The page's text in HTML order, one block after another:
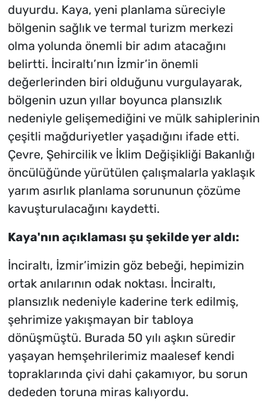
duyurdu. Kaya, yeni planlama süreciyle
bölgenin sağlık ve termal turizm merkezi
olma yolunda önemli bir adım atacağını
belirtti. İnciraltı’nın İzmir’in önemli
değerlerinden biri olduğunu vurgulayarak,
bölgenin uzun yıllar boyunca plansızlık
nedeniyle gelişemediğini ve mülk sahiplerinin
çeşitli mağduriyetler yaşadığını ifade etti.
Çevre, Şehircilik ve İklim Değişikliği Bakanlığı
öncülüğünde yürütülen çalışmalarla yaklaşık
yarım asırlık planlama sorununun çözüme
kavuşturulacağını kaydetti.
Kaya'nın açıklaması şu şekilde yer aldı:
İnciraltı, İzmir’imizin göz bebeği, hepimizin
ortak anılarının odak noktası. İnciraltı,
plansızlık nedeniyle kaderine terk edilmiş,
şehrimize yakışmayan bir tabloya
dönüşmüştü. Burada 50 yılı aşkın süredir
yaşayan hemşehrilerimiz maalesef kendi
topraklarında çivi dahi çakamıyor, bu sorun
dededen toruna miras kalıyordu.